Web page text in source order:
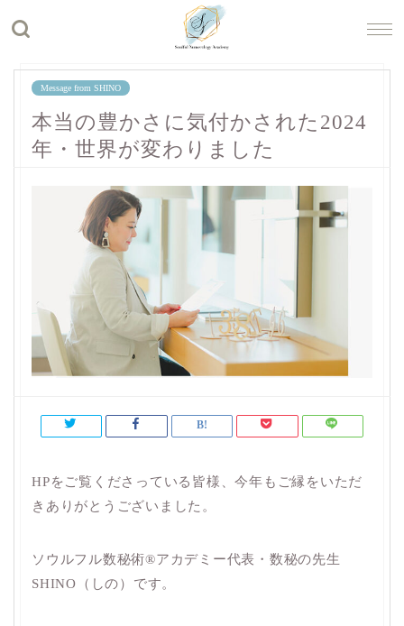
Message from SHINO
本当の豊かさに気付かされた2024
年・世界が変わりました
HPをご覧くださっている皆様、今年もご縁をいただ
きありがとうございました。
ソウルフル数秘術®︎アカデミー代表・数秘の先生
SHINO（しの）です。